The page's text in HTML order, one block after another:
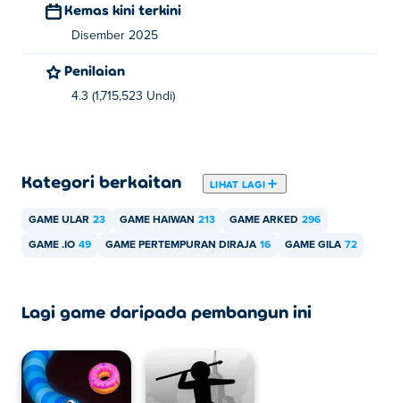
Kemas kini terkini
Disember 2025
Penilaian
4.3 (1,715,523 Undi)
Kategori berkaitan LIHAT LAGI
GAME ULAR 23 GAME HAIWAN 213 GAME ARKED 296
GAME .IO 49 GAME PERTEMPURAN DIRAJA 16 GAME GILA 72
Lagi game daripada pembangun ini